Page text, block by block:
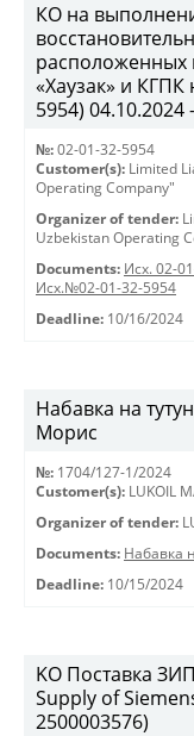
КО на
расположенных
«Хаузак» и КГПК
5954) 04.10.2024
№: 02-01-32-5954
Customer(s): Limited
Operating Company"
Organizer of tender:
Uzbekistan Operating
Documents: Исх. 02-
Исх.№02-01-32-5954
Deadline: 10/16/2024
Набавка на
Морис
№: 1704/127-1/2024
Customer(s): LUKOIL
Organizer of tender:
Documents: Набавка
Deadline: 10/15/2024
KO Поставка
Supply of
2500003576)